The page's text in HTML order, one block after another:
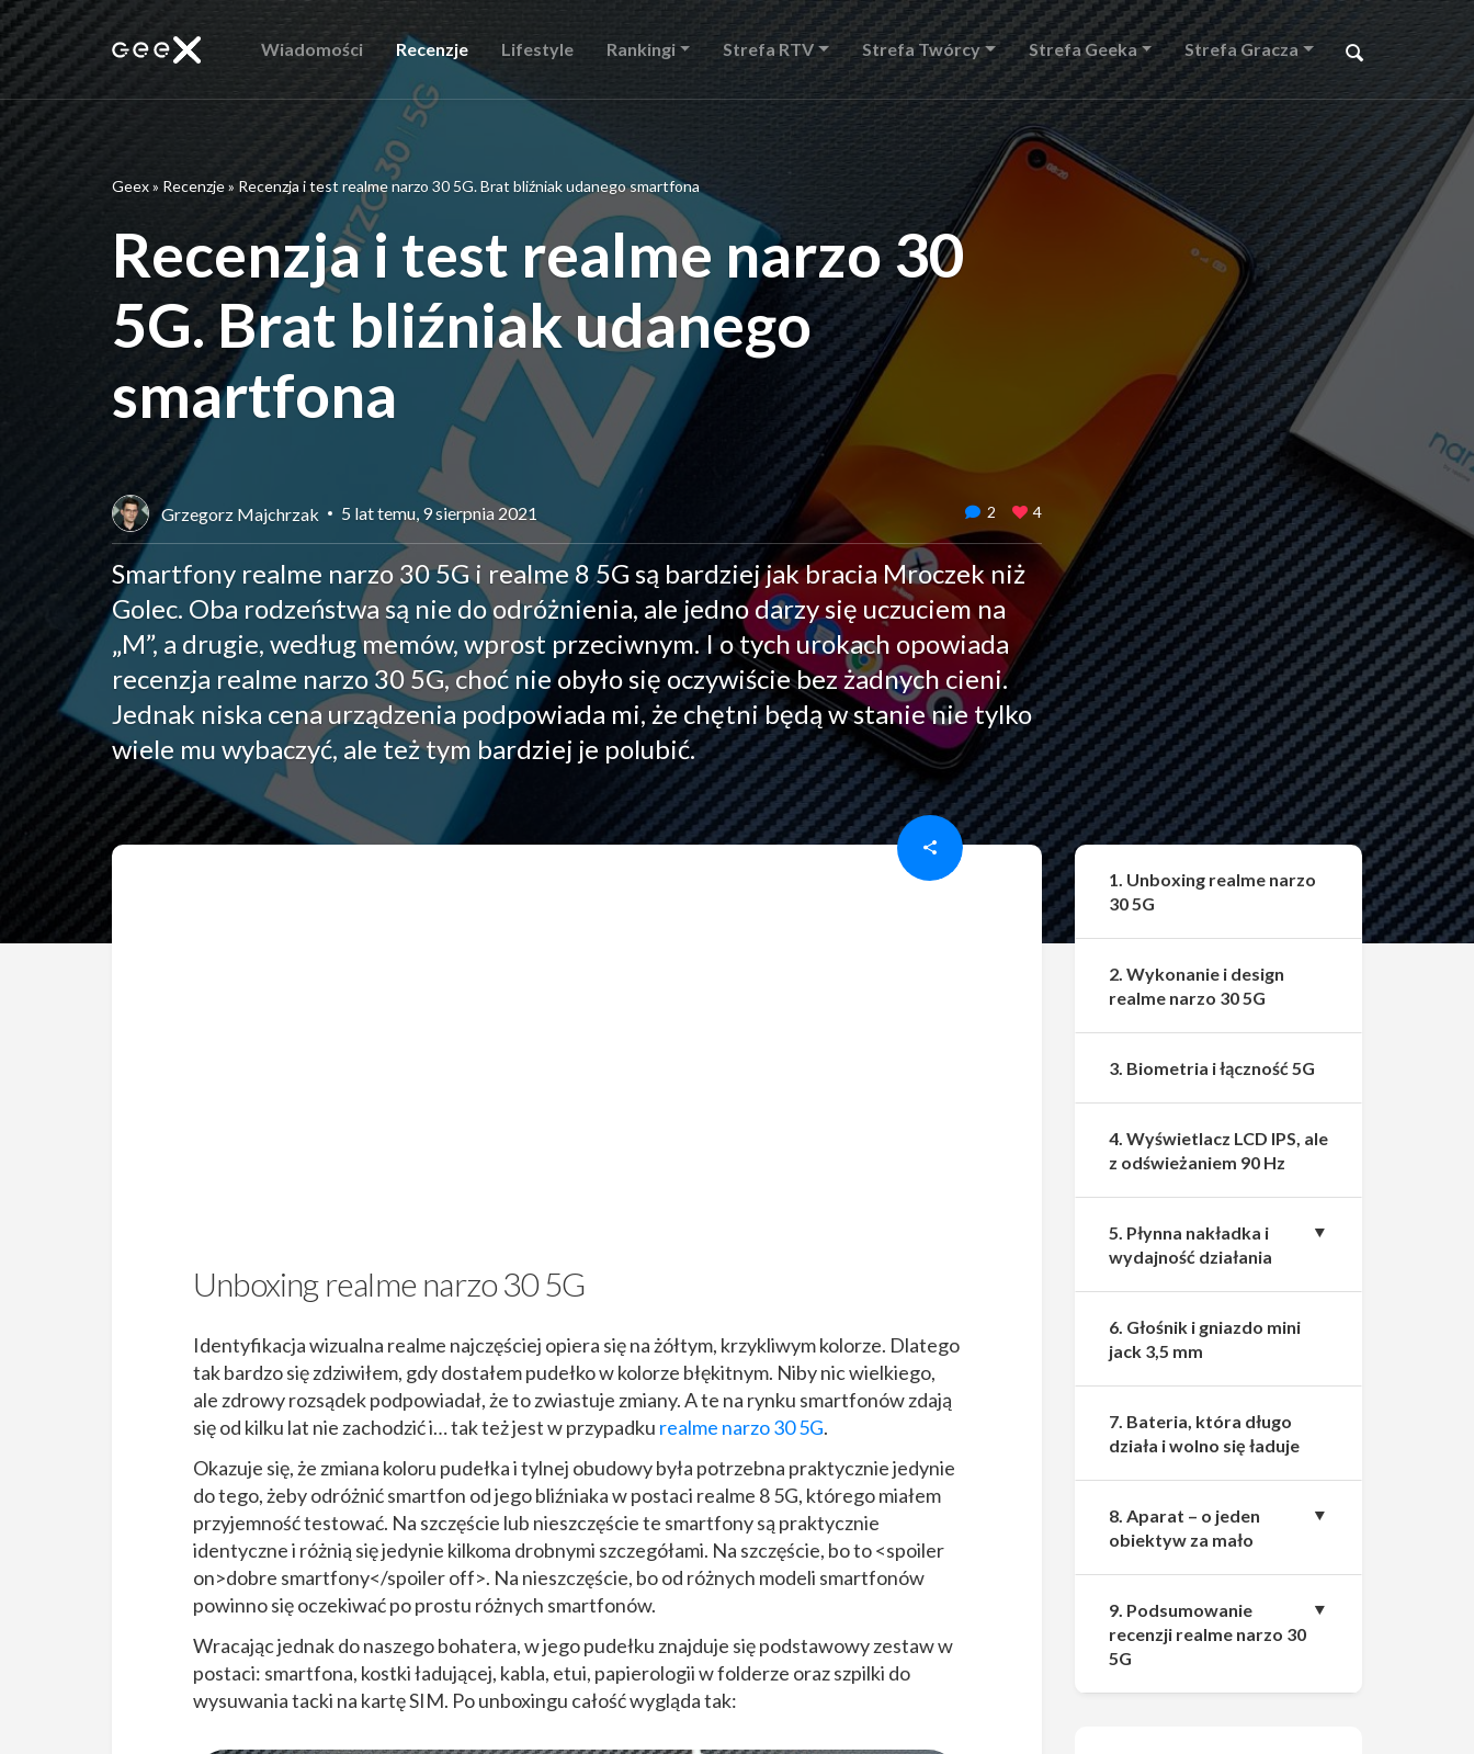
Wiadomości Recenzje Lifestyle Rankingi Strefa RTV Strefa Twórcy Strefa Geeka Strefa Gracza
Geex» Recenzje» Recenzja i test realme narzo 30 5G. Brat bliźniak udanego smartfona
Recenzja i test realme narzo 30
5G. Brat bliźniak udanego
smartfona
Grzegorz Majchrzak 5 lat temu, 9 sierpnia 2021 2 4
Smartfony realme narzo 30 5G i realme 8 5G są bardziej jak bracia Mroczek niż
Golec. Oba rodzeństwa są nie do odróżnienia, ale jedno darzy się uczuciem na
„M”, a drugie, według memów, wprost przeciwnym. I o tych urokach opowiada
recenzja realme narzo 30 5G, choć nie obyło się oczywiście bez żadnych cieni.
Jednak niska cena urządzenia podpowiada mi, że chętni będą w stanie nie tylko
wiele mu wybaczyć, ale też tym bardziej je polubić.
Udostępnij
Unboxing realme narzo 30 5G
Identyfikacja wizualna realme najczęściej opiera się na żółtym, krzykliwym kolorze. Dlatego
tak bardzo się zdziwiłem, gdy dostałem pudełko w kolorze błękitnym. Niby nic wielkiego,
ale zdrowy rozsądek podpowiadał, że to zwiastuje zmiany. A te na rynku smartfonów zdają
się od kilku lat nie zachodzić i… tak też jest w przypadku realme narzo 30 5G.
Okazuje się, że zmiana koloru pudełka i tylnej obudowy była potrzebna praktycznie jedynie
do tego, żeby odróżnić smartfon od jego bliźniaka w postaci realme 8 5G, którego miałem
przyjemność testować. Na szczęście lub nieszczęście te smartfony są praktycznie
identyczne i różnią się jedynie kilkoma drobnymi szczegółami. Na szczęście, bo to <spoiler
on>dobre smartfony</spoiler off>. Na nieszczęście, bo od różnych modeli smartfonów
powinno się oczekiwać po prostu różnych smartfonów.
Wracając jednak do naszego bohatera, w jego pudełku znajduje się podstawowy zestaw w
postaci: smartfona, kostki ładującej, kabla, etui, papierologii w folderze oraz szpilki do
wysuwania tacki na kartę SIM. Po unboxingu całość wygląda tak:
1. Unboxing realme narzo
30 5G
2. Wykonanie i design
realme narzo 30 5G
3. Biometria i łączność 5G
4. Wyświetlacz LCD IPS, ale
z odświeżaniem 90 Hz
5. Płynna nakładka i
wydajność działania
6. Głośnik i gniazdo mini
jack 3,5 mm
7. Bateria, która długo
działa i wolno się ładuje
8. Aparat – o jeden
obiektyw za mało
9. Podsumowanie
recenzji realme narzo 30
5G